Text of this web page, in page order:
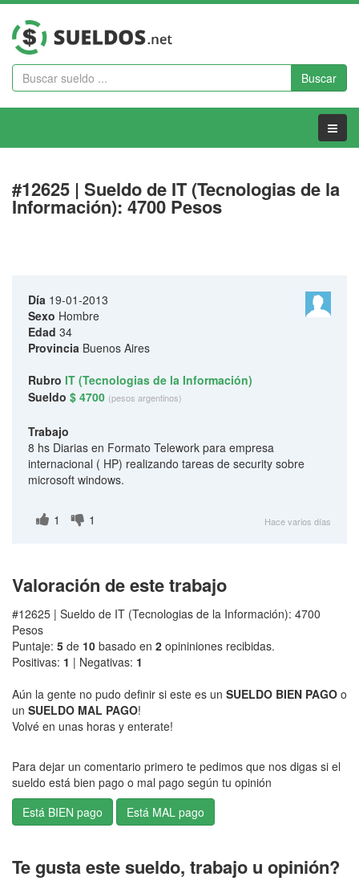
Buscar
Menu
#12625 | Sueldo de IT (Tecnologias de la
Información): 4700 Pesos
Día 19-01-2013
Sexo Hombre
Edad 34
Provincia Buenos Aires
Rubro IT (Tecnologias de la Información)
Sueldo $ 4700 (pesos argentinos)
Trabajo
8 hs Diarias en Formato Telework para empresa
internacional ( HP) realizando tareas de security sobre
microsoft windows.
1 1 Hace varios días
Valoración de este trabajo
#12625 | Sueldo de IT (Tecnologias de la Información): 4700
Pesos
Puntaje: 5 de 10 basado en 2 opininiones recibidas.
Positivas: 1 | Negativas: 1
Aún la gente no pudo definir si este es un SUELDO BIEN PAGO o
un SUELDO MAL PAGO!
Volvé en unas horas y enterate!
Para dejar un comentario primero te pedimos que nos digas si el
sueldo está bien pago o mal pago según tu opinión
Te gusta este sueldo, trabajo u opinión?